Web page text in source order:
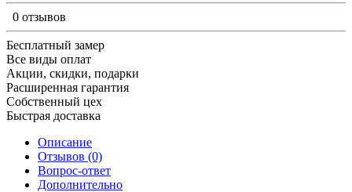
0 отзывов
Бесплатный замер
Все виды оплат
Акции, скидки, подарки
Расширенная гарантия
Собственный цех
Быстрая доставка
Описание
Отзывов (0)
Вопрос-ответ
Дополнительно